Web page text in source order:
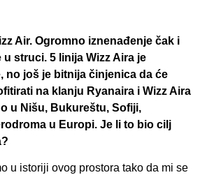
Air. Ogromno iznenađenje čak i
struci. 5 linija Wizz Aira je
no još je bitnija činjenica da će
na klanju Ryanaira i Wizz Aira
u Nišu, Bukureštu, Sofiji,
u Europi. Je li to bio cilj
u istoriji ovog prostora tako da mi se